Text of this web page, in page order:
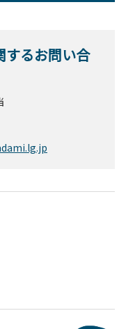
するお問い合